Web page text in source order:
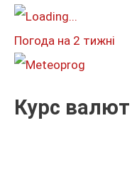
т
:
Погода на 2 тижні
Курс валют